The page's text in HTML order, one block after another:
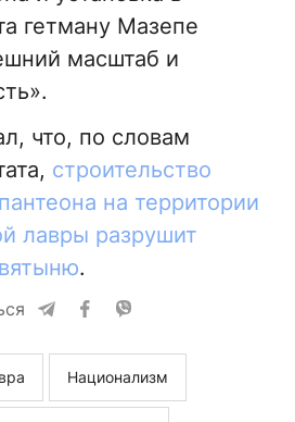
гетману Мазепе
масштаб и
что, по словам
строительство
на территории
лавры разрушит
.
Национализм